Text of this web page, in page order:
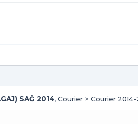
SAĞ 2014, Courier > Courier